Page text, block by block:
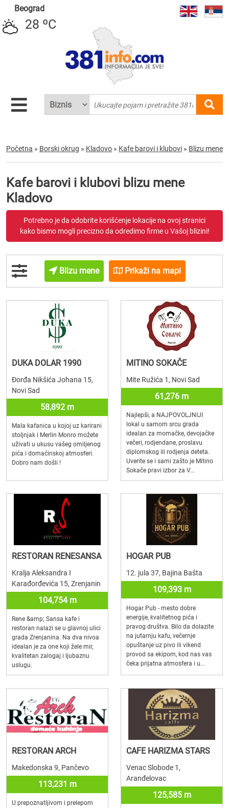
Beograd
28 ºC
Početna » Borski okrug » Kladovo » Kafe barovi i klubovi » Blizu mene
Kafe barovi i klubovi blizu mene
Kladovo
Potrebno je da odobrite korišćenje lokacije na ovoj stranici
kako bismo mogli precizno da odredimo firme u Vašoj blizini!
Blizu mene Prikaži na mapi
DUKA DOLAR 1990
Đorđa Nikšića Johana 15,
Novi Sad
58,892 m
Mala kafanica u kojoj uz karirani
stoljnjak i Merlin Monro možete
uživati u ukusu vašeg omiljenog
pića i domaćinskoj atmosferi.
Dobro nam došli !
MITINO SOKAČE
Mite Ružića 1, Novi Sad
61,276 m
Najlepši, a NAJPOVOLJNIJI
lokal u samom srcu grada
idealan za momačke, devojačke
večeri, rodjendane, proslavu
diplomskog ili rodjenja deteta.
Uverite se i sami zašto je Mitino
Sokače pravi izbor za V...
RESTORAN RENESANSA
Kralja Aleksandra I
Karađorđevića 15, Zrenjanin
104,754 m
Rene &amp; Sansa kafe i
restoran nalazi se u glavnoj ulici
grada Zrenjanina. Na dva nivoa
idealan je za one koji žele mir,
kvalitetan zalogaj i ljubaznu
uslugu.
HOGAR PUB
12. jula 37, Bajina Bašta
109,393 m
Hogar Pub - mesto dobre
energije, kvalitetnog pića i
pravog društva. Bilo da dolazite
na jutarnju kafu, večernje
opuštanje uz pivo ili vikend
provod sa ekipom, kod nas vas
čeka prijatna atmosfera i u...
RESTORAN ARCH
Makedonska 9, Pančevo
113,231 m
U prepoznatljivom i prelepom
CAFE HARIZMA STARS
Venac Slobode 1,
Aranđelovac
125,585 m